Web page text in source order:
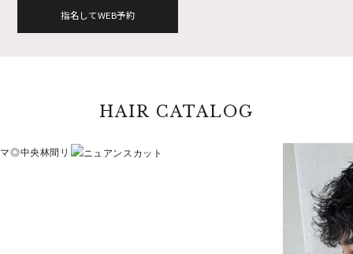
指名してWEB予約
HAIR CATALOG